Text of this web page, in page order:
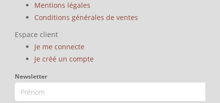
Mentions légales
Conditions générales de ventes
Espace client
Je me connecte
Je créé un compte
Newsletter